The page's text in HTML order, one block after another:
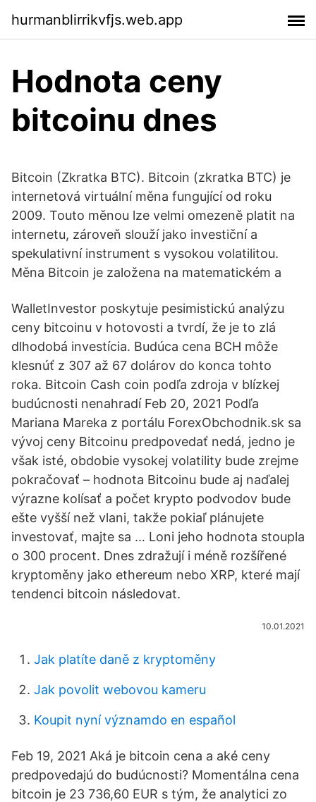
hurmanblirrikvfjs.web.app
Hodnota ceny
bitcoinu dnes
Bitcoin (Zkratka BTC). Bitcoin (zkratka BTC) je
internetová virtuální měna fungující od roku
2009. Touto měnou lze velmi omezeně platit na
internetu, zároveň slouží jako investiční a
spekulativní instrument s vysokou volatilitou.
Měna Bitcoin je založena na matematickém a
WalletInvestor poskytuje pesimistickú analýzu
ceny bitcoinu v hotovosti a tvrdí, že je to zlá
dlhodobá investícia. Budúca cena BCH môže
klesnúť z 307 až 67 dolárov do konca tohto
roka. Bitcoin Cash coin podľa zdroja v blízkej
budúcnosti nenahradí Feb 20, 2021 Podľa
Mariana Mareka z portálu ForexObchodnik.sk sa
vývoj ceny Bitcoinu predpovedať nedá, jedno je
však isté, obdobie vysokej volatility bude zrejme
pokračovať – hodnota Bitcoinu bude aj naďalej
výrazne kolísať a počet krypto podvodov bude
ešte vyšší než vlani, takže pokiaľ plánujete
investovať, majte sa … Loni jeho hodnota stoupla
o 300 procent. Dnes zdražují i méně rozšířené
kryptoměny jako ethereum nebo XRP, které mají
tendenci bitcoin následovat.
10.01.2021
Jak platíte daně z kryptoměny
Jak povolit webovou kameru
Koupit nyní významdo en español
Feb 19, 2021 Aká je bitcoin cena a aké ceny
predpovedajú do budúcnosti? Momentálna cena
bitcoin je 23 736,60 EUR s tým, že analytici zo